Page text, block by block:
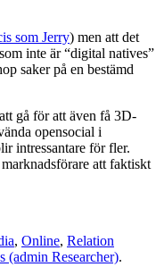
som Jerry) men att det
inte är “digital natives”
saker på en bestämd
gå för att även få 3D-
opensocial i
intressantare för fler.
att faktiskt
, Online, Relation
(admin Researcher).